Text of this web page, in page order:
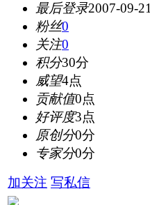
最后登录2007-09-21
粉丝0
关注0
积分30分
威望4点
贡献值0点
好评度3点
原创分0分
专家分0分
加关注 写私信